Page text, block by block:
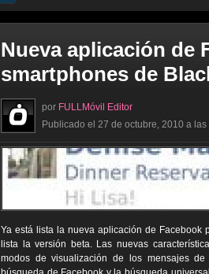
Nueva aplicación de
smartphones de
por FULLMóvil Editor
Publicado el 27 de octubre, 2010 a las
Ya está lista la nueva aplicación de Facebook
lista la versión beta. Las nuevas
modos de visualización de los mensajes